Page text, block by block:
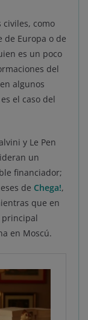
como
de Europa o de
es un poco
del
algunos
el caso del
y Le Pen
un
financiador;
de Chega!,
que en
principal
en Moscú.